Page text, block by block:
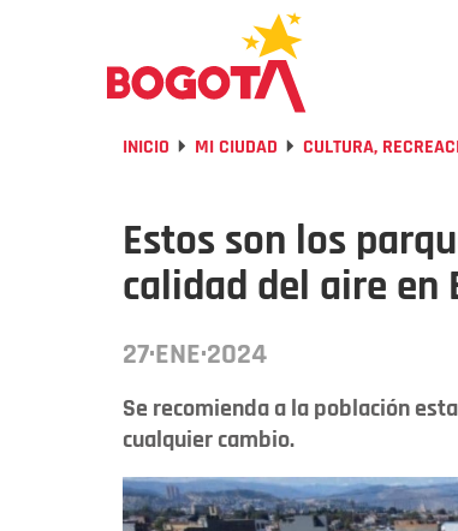
INICIO MI CIUDAD CULTURA,
Estos son los
calidad del aire en
27·ENE·2024
Se recomienda a la población
cualquier cambio.